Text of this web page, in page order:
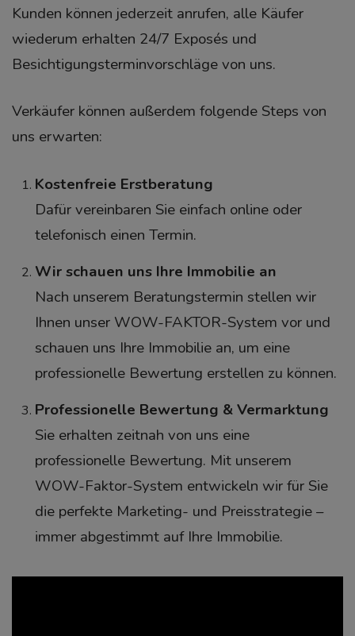
Kunden können jederzeit anrufen, alle Käufer
wiederum erhalten 24/7 Exposés und
Besichtigungsterminvorschläge von uns.
Verkäufer können außerdem folgende Steps von
uns erwarten:
Kostenfreie Erstberatung
Dafür vereinbaren Sie einfach online oder
telefonisch einen Termin.
Wir schauen uns Ihre Immobilie an
Nach unserem Beratungstermin stellen wir
Ihnen unser WOW-FAKTOR-System vor und
schauen uns Ihre Immobilie an, um eine
professionelle Bewertung erstellen zu können.
Professionelle Bewertung & Vermarktung
Sie erhalten zeitnah von uns eine
professionelle Bewertung. Mit unserem
WOW-Faktor-System entwickeln wir für Sie
die perfekte Marketing- und Preisstrategie –
immer abgestimmt auf Ihre Immobilie.